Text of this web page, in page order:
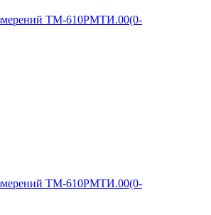
ТМ-610РМТИ.00(0-
ТМ-610РМТИ.00(0-